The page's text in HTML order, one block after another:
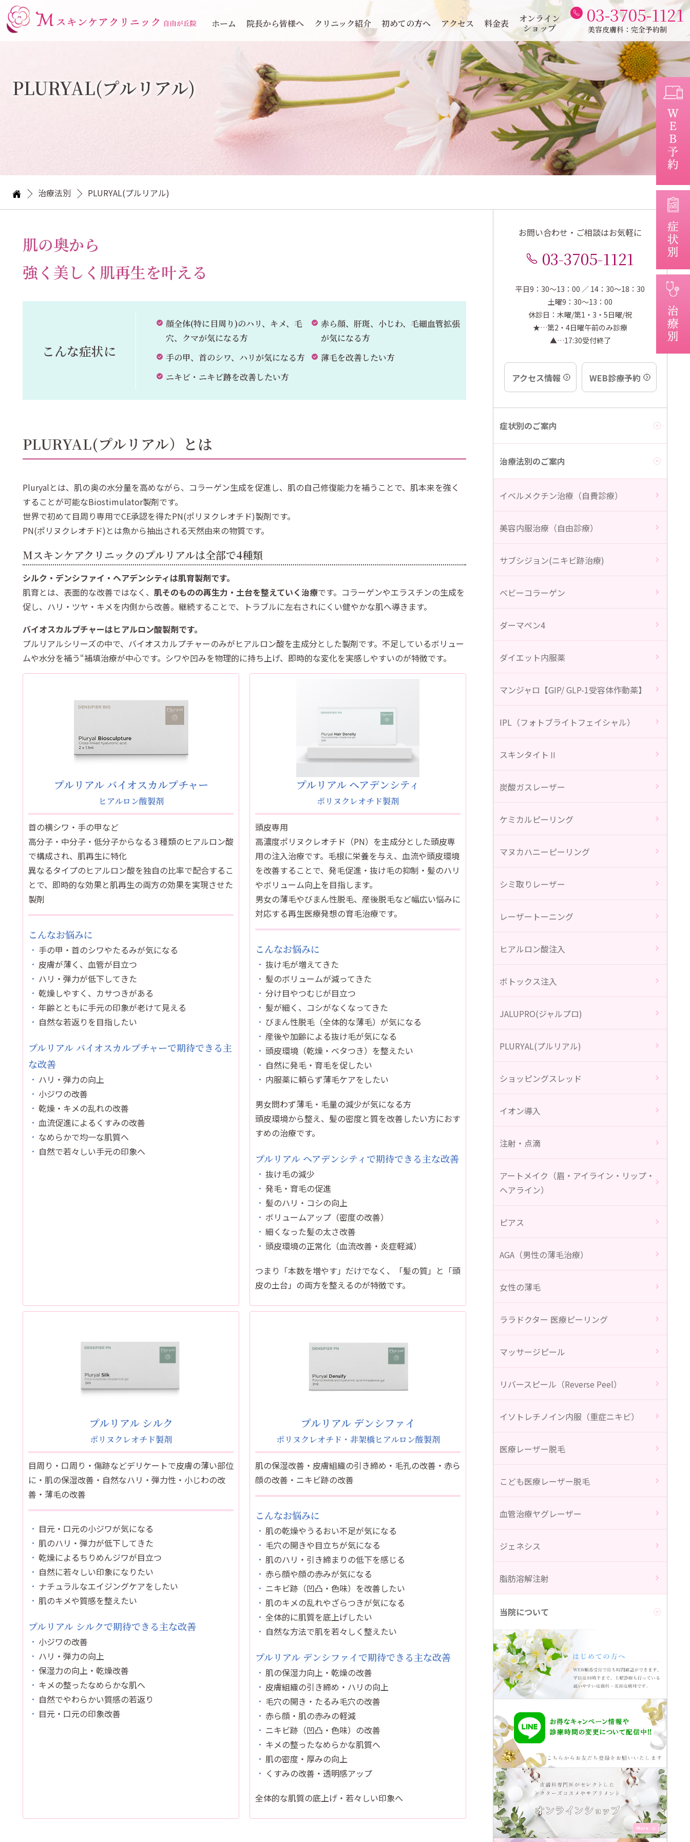
ホーム 院長から皆様へ クリニック紹介 初めての方へ アクセス 料金表
オンライン
ショップ
03-3705-1121
美容皮膚科：完全予約制
PLURYAL(プルリアル)
治療法別 PLURYAL(プルリアル)
肌の奥から
強く美しく肌再生を叶える
こんな症状に
顔全体(特に目周り)のハリ、キメ、毛
穴、クマが気になる方
赤ら顔、肝斑、小じわ、毛細血管拡張
が気になる方
手の甲、首のシワ、ハリが気になる方
薄毛を改善したい方
ニキビ・ニキビ跡を改善したい方
PLURYAL(プルリアル）とは
Pluryalとは、肌の奥の水分量を高めながら、コラーゲン生成を促進し、肌の自己修復能力を補うことで、肌本来を強く
することが可能なBiostimulator製剤です。
世界で初めて目周り専用でCE承認を得たPN(ポリヌクレオチド)製剤です。
PN(ポリヌクレオチド)とは魚から抽出される天然由来の物質です。
Mスキンケアクリニックのプルリアルは全部で4種類
シルク・デンシファイ・ヘアデンシティは肌育製剤です。
肌育とは、表面的な改善ではなく、 肌そのものの再生力・土台を整えていく治療です。コラーゲンやエラスチンの生成を
促し、ハリ・ツヤ・キメを内側から改善。継続することで、トラブルに左右されにくい健やかな肌へ導きます。
バイオスカルプチャーはヒアルロン酸製剤です。
プルリアルシリーズの中で、バイオスカルプチャーのみがヒアルロン酸を主成分とした製剤です。不足しているボリュー
ムや水分を補う“補填治療が中心です。シワや凹みを物理的に持ち上げ、即時的な変化を実感しやすいのが特徴です。
プルリアル バイオスカルプチャー
ヒアルロン酸製剤
首の横シワ・手の甲など
高分子・中分子・低分子からなる３種類のヒアルロン酸
で構成され、肌再生に特化
異なるタイプのヒアルロン酸を独自の比率で配合するこ
とで、即時的な効果と肌再生の両方の効果を実現させた
製剤
こんなお悩みに
手の甲・首のシワやたるみが気になる
皮膚が薄く、血管が目立つ
ハリ・弾力が低下してきた
乾燥しやすく、カサつきがある
年齢とともに手元の印象が老けて見える
自然な若返りを目指したい
プルリアル バイオスカルプチャーで期待できる主
な改善
ハリ・弾力の向上
小ジワの改善
乾燥・キメの乱れの改善
血流促進によるくすみの改善
なめらかで均一な肌質へ
自然で若々しい手元の印象へ
プルリアル ヘアデンシティ
ポリヌクレオチド製剤
頭皮専用
高濃度ポリヌクレオチド（PN）を主成分とした頭皮専
用の注入治療です。毛根に栄養を与え、血流や頭皮環境
を改善することで、発毛促進・抜け毛の抑制・髪のハリ
やボリューム向上を目指します。
男女の薄毛やびまん性脱毛、産後脱毛など幅広い悩みに
対応する再生医療発想の育毛治療です。
こんなお悩みに
抜け毛が増えてきた
髪のボリュームが減ってきた
分け目やつむじが目立つ
髪が細く、コシがなくなってきた
びまん性脱毛（全体的な薄毛）が気になる
産後や加齢による抜け毛が気になる
頭皮環境（乾燥・ベタつき）を整えたい
自然に発毛・育毛を促したい
内服薬に頼らず薄毛ケアをしたい
男女問わず薄毛・毛量の減少が気になる方
頭皮環境から整え、髪の密度と質を改善したい方におす
すめの治療です。
プルリアル ヘアデンシティで期待できる主な改善
抜け毛の減少
発毛・育毛の促進
髪のハリ・コシの向上
ボリュームアップ（密度の改善）
細くなった髪の太さ改善
頭皮環境の正常化（血流改善・炎症軽減）
つまり「本数を増やす」だけでなく、「髪の質」と「頭
皮の土台」の両方を整えるのが特徴です。
プルリアル シルク
ポリヌクレオチド製剤
目周り・口周り・傷跡などデリケートで皮膚の薄い部位
に・肌の保湿改善・自然なハリ・弾力性・小じわの改
善・薄毛の改善
目元・口元の小ジワが気になる
肌のハリ・弾力が低下してきた
乾燥によるちりめんジワが目立つ
自然に若々しい印象になりたい
ナチュラルなエイジングケアをしたい
肌のキメや質感を整えたい
プルリアル シルクで期待できる主な改善
小ジワの改善
ハリ・弾力の向上
保湿力の向上・乾燥改善
キメの整ったなめらかな肌へ
自然でやわらかい質感の若返り
目元・口元の印象改善
プルリアル デンシファイ
ポリヌクレオチド・非架橋ヒアルロン酸製剤
肌の保湿改善・皮膚組織の引き締め・毛孔の改善・赤ら
顔の改善・ニキビ跡の改善
こんなお悩みに
肌の乾燥やうるおい不足が気になる
毛穴の開きや目立ちが気になる
肌のハリ・引き締まりの低下を感じる
赤ら顔や顔の赤みが気になる
ニキビ跡（凹凸・色味）を改善したい
肌のキメの乱れやざらつきが気になる
全体的に肌質を底上げしたい
自然な方法で肌を若々しく整えたい
プルリアル デンシファイで期待できる主な改善
肌の保湿力向上・乾燥の改善
皮膚組織の引き締め・ハリの向上
毛穴の開き・たるみ毛穴の改善
赤ら顔・肌の赤みの軽減
ニキビ跡（凹凸・色味）の改善
キメの整ったなめらかな肌質へ
肌の密度・厚みの向上
くすみの改善・透明感アップ
全体的な肌質の底上げ・若々しい印象へ
お問い合わせ・ご相談はお気軽に
03-3705-1121
平日9：30～13：00 ／ 14：30～18：30
土曜9：30～13：00
休診日：木曜/第1・3・5日曜/祝
★…第2・4日曜午前のみ診療
▲…17:30受付終了
アクセス情報 WEB診療予約
症状別のご案内
治療法別のご案内
イベルメクチン治療（自費診療）
美容内服治療（自由診療）
サブシジョン(ニキビ跡治療)
ベビーコラーゲン
ダーマペン4
ダイエット内服薬
マンジャロ【GIP/ GLP-1受容体作動薬】
IPL（フォトブライトフェイシャル）
スキンタイトⅡ
炭酸ガスレーザー
ケミカルピーリング
マヌカハニーピーリング
シミ取りレーザー
レーザートーニング
ヒアルロン酸注入
ボトックス注入
JALUPRO(ジャルプロ)
PLURYAL(プルリアル)
ショッピングスレッド
イオン導入
注射・点滴
アートメイク（眉・アイライン・リップ・
ヘアライン）
ピアス
AGA（男性の薄毛治療）
女性の薄毛
ララドクター 医療ピーリング
マッサージピール
リバースピール（Reverse Peel）
イソトレチノイン内服（重症ニキビ）
医療レーザー脱毛
こども医療レーザー脱毛
血管治療ヤグレーザー
ジェネシス
脂肪溶解注射
当院について